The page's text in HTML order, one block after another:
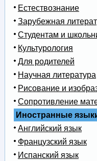
Естествознание
Зарубежная
Студентам и
Культурология
Для родителей
Научная литература
Рисование и
Сопротивление
Иностранные
Английский язык
Французский язык
Испанский язык